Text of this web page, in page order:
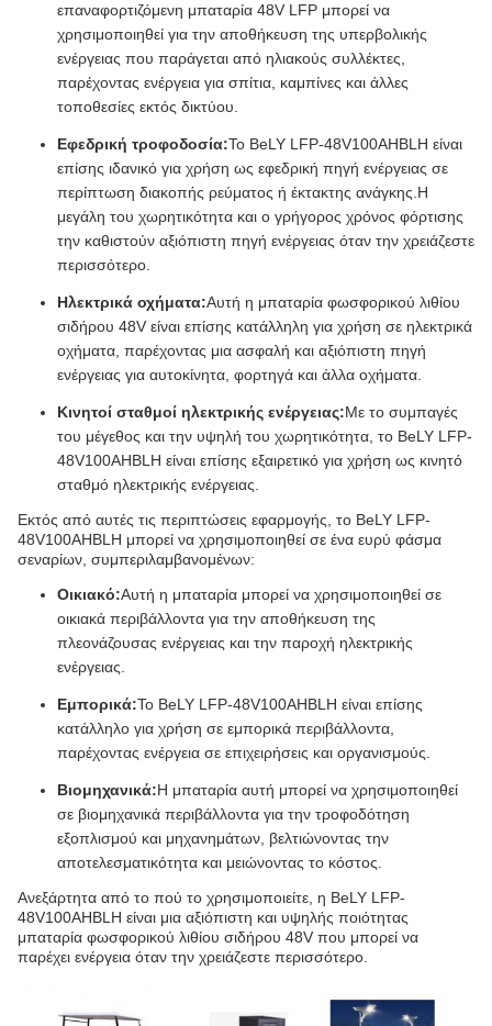
επαναφορτιζόμενη μπαταρία 48V LFP μπορεί να
χρησιμοποιηθεί για την αποθήκευση της υπερβολικής
ενέργειας που παράγεται από ηλιακούς συλλέκτες,
παρέχοντας ενέργεια για σπίτια, καμπίνες και άλλες
τοποθεσίες εκτός δικτύου.
Εφεδρική τροφοδοσία:Το BeLY LFP-48V100AHBLH είναι
επίσης ιδανικό για χρήση ως εφεδρική πηγή ενέργειας σε
περίπτωση διακοπής ρεύματος ή έκτακτης ανάγκης.Η
μεγάλη του χωρητικότητα και ο γρήγορος χρόνος φόρτισης
την καθιστούν αξιόπιστη πηγή ενέργειας όταν την χρειάζεστε
περισσότερο.
Ηλεκτρικά οχήματα:Αυτή η μπαταρία φωσφορικού λιθίου
σιδήρου 48V είναι επίσης κατάλληλη για χρήση σε ηλεκτρικά
οχήματα, παρέχοντας μια ασφαλή και αξιόπιστη πηγή
ενέργειας για αυτοκίνητα, φορτηγά και άλλα οχήματα.
Κινητοί σταθμοί ηλεκτρικής ενέργειας:Με το συμπαγές
του μέγεθος και την υψηλή του χωρητικότητα, το BeLY LFP-
48V100AHBLH είναι επίσης εξαιρετικό για χρήση ως κινητό
σταθμό ηλεκτρικής ενέργειας.
Εκτός από αυτές τις περιπτώσεις εφαρμογής, το BeLY LFP-
48V100AHBLH μπορεί να χρησιμοποιηθεί σε ένα ευρύ φάσμα
σεναρίων, συμπεριλαμβανομένων:
Οικιακό:Αυτή η μπαταρία μπορεί να χρησιμοποιηθεί σε
οικιακά περιβάλλοντα για την αποθήκευση της
πλεονάζουσας ενέργειας και την παροχή ηλεκτρικής
ενέργειας.
Εμπορικά:Το BeLY LFP-48V100AHBLH είναι επίσης
κατάλληλο για χρήση σε εμπορικά περιβάλλοντα,
παρέχοντας ενέργεια σε επιχειρήσεις και οργανισμούς.
Βιομηχανικά:Η μπαταρία αυτή μπορεί να χρησιμοποιηθεί
σε βιομηχανικά περιβάλλοντα για την τροφοδότηση
εξοπλισμού και μηχανημάτων, βελτιώνοντας την
αποτελεσματικότητα και μειώνοντας το κόστος.
Ανεξάρτητα από το πού το χρησιμοποιείτε, η BeLY LFP-
48V100AHBLH είναι μια αξιόπιστη και υψηλής ποιότητας
μπαταρία φωσφορικού λιθίου σιδήρου 48V που μπορεί να
παρέχει ενέργεια όταν την χρειάζεστε περισσότερο.